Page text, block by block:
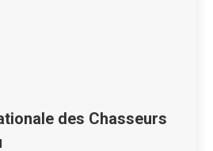
des Chasseurs